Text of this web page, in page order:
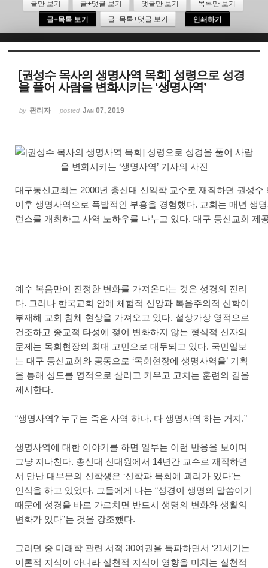
글만 보기 글+댓글 보기 댓글만 보기
목록만 보기
글+목록 보기
글+목록+댓글 보기 인쇄하기
[권성수 목사의 생명사역 목회] 성령으로 성경
을 풀어 사람을 변화시키는 ‘생명사역’
by 관리자 posted Jan 07, 2019
대구동신교회는 2000년 총신대 신약학 교수로 재직하던 권성수
이후 생명사역으로 폭발적인 부흥을 경험했다. 교회는 매년 생
런스를 개최하고 사역 노하우를 나누고 있다. 대구 동신교회 제
예수 복음만이 진정한 변화를 가져온다는 것은 성경의 진리
다. 그러나 한국교회 안에 체험적 신앙과 복음주의적 신학이
부재해 교회 침체 현상을 가져오고 있다. 설상가상 영적으로
건조하고 종교적 타성에 젖어 변화하지 않는 형식적 신자의
문제는 목회현장의 최대 고민으로 대두되고 있다. 국민일보
는 대구 동신교회와 공동으로 ‘목회현장에 생명사역을’ 기획
을 통해 성도를 영적으로 살리고 키우고 고치는 훈련의 길을
제시한다.
“생명사역? 누구는 죽은 사역 하나. 다 생명사역 하는 거지.”
생명사역에 대한 이야기를 하면 일부는 이런 반응을 보이며
그냥 지나친다. 총신대 신대원에서 14년간 교수로 재직하면
서 만난 대부분의 신학생은 ‘신학과 목회에 괴리가 있다’는
인식을 하고 있었다. 그들에게 나는 “성경이 생명의 말씀이기
때문에 성경을 바로 가르치면 반드시 생명의 변화와 생활의
변화가 있다”는 것을 강조했다.
그러던 중 미래학 관련 서적 30여권을 독파하면서 ‘21세기는
이론적 지식이 아니라 실천적 지식이 영향을 미치는 실천적
Sketchbook5, 스케치북5
Sketchbook5, 스케치북5